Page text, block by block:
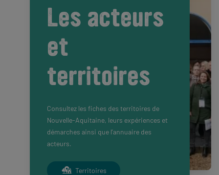
Les acteurs
et
territoires
Consultez les fiches des territoires de
Nouvelle-Aquitaine, leurs expériences et
démarches ainsi que l’annuaire des
acteurs.
Territoires